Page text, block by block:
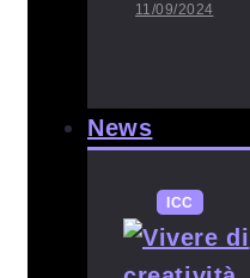
11/09/2024
News
ICC